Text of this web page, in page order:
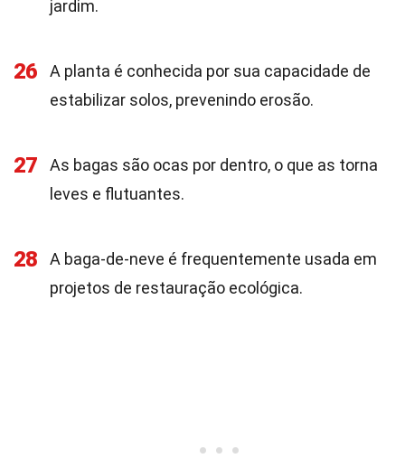
jardim.
26
A planta é conhecida por sua capacidade de
estabilizar solos, prevenindo erosão.
27
As bagas são ocas por dentro, o que as torna
leves e flutuantes.
28
A baga-de-neve é frequentemente usada em
projetos de restauração ecológica.